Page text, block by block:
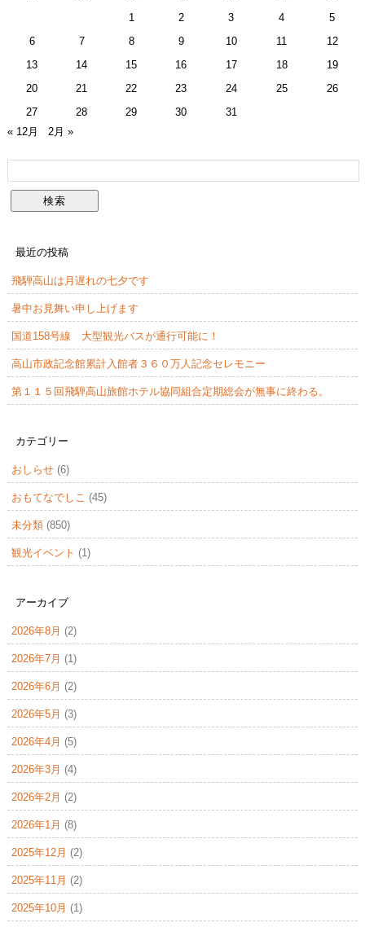
1
2 3 4
5
6
7 8 9 10 11
12
13
14 15 16 17 18
19
20
21 22 23 24 25
26
27
28 29 30
31
« 12月
2月 »
最近の投稿
飛騨高山は月遅れの七夕です
暑中お見舞い申し上げます
国道158号線 大型観光バスが通行可能に！
高山市政記念館累計入館者３６０万人記念セレモニー
第１１５回飛騨高山旅館ホテル協同組合定期総会が無事に終わる。
カテゴリー
おしらせ(6)
おもてなでしこ (45)
未分類(850)
観光イベント (1)
アーカイブ
2026年8月 (2)
2026年7月 (1)
2026年6月 (2)
2026年5月 (3)
2026年4月 (5)
2026年3月 (4)
2026年2月 (2)
2026年1月 (8)
2025年12月 (2)
2025年11月 (2)
2025年10月 (1)